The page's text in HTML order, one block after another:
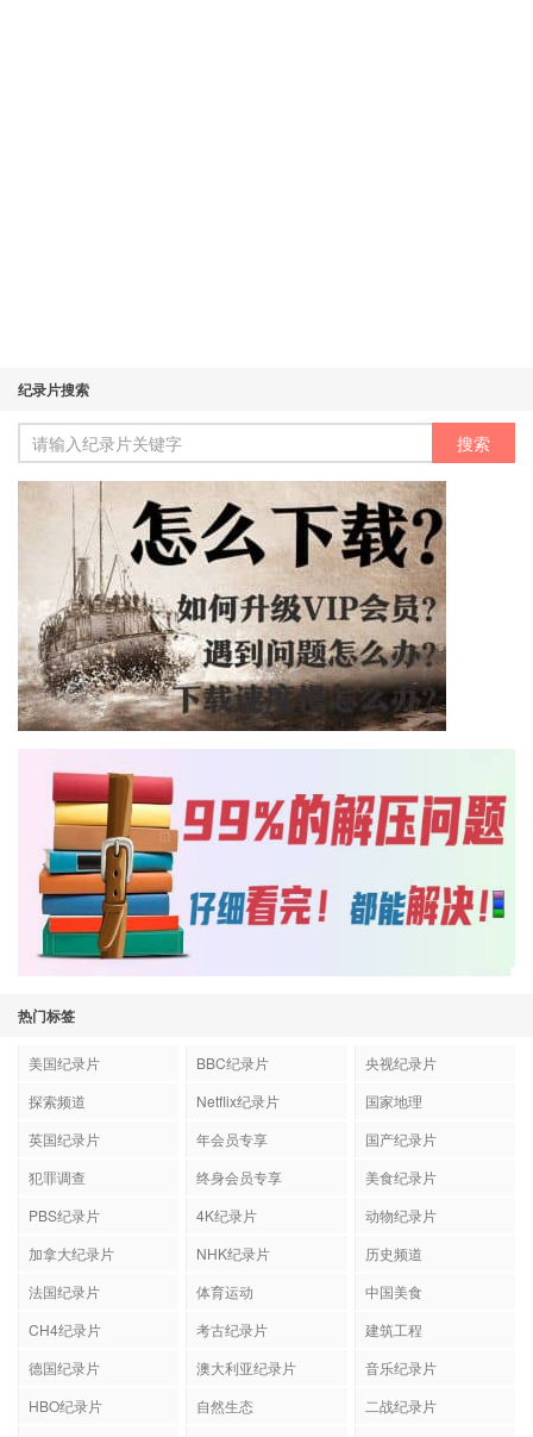
纪录片搜索
热门标签
美国纪录片 BBC纪录片
央视纪录片
探索频道
Netflix纪录片
国家地理
英国纪录片
年会员专享
国产纪录片
犯罪调查
终身会员专享
美食纪录片
PBS纪录片
4K纪录片
动物纪录片
加拿大纪录片
NHK纪录片
历史频道
法国纪录片
体育运动
中国美食
CH4纪录片
考古纪录片
建筑工程
德国纪录片
澳大利亚纪录片
音乐纪录片
HBO纪录片
自然生态
二战纪录片